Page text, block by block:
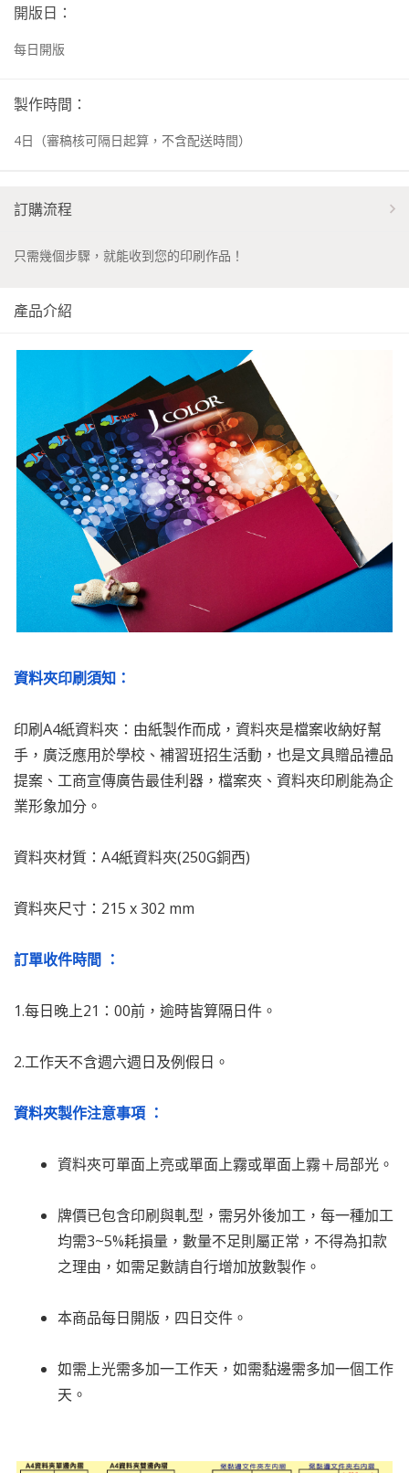
開版日：
每日開版
製作時間：
4日 （審稿核可隔日起算，不含配送時間）
訂購流程
只需幾個步驟，就能收到您的印刷作品！
產品介紹
資料夾印刷須知：
印刷A4紙資料夾：由紙製作而成，資料夾是檔案收納好幫
手，廣泛應用於學校、補習班招生活動，也是文具贈品禮品
提案、工商宣傳廣告最佳利器，檔案夾、資料夾印刷能為企
業形象加分。
資料夾材質：A4紙資料夾(250G銅西)
資料夾尺寸：215 x 302 mm
訂單收件時間 ：
1.每日晚上21：00前，逾時皆算隔日件。
2.工作天不含週六週日及例假日。
資料夾製作注意事項 ：
資料夾可單面上亮或單面上霧或單面上霧＋局部光。
牌價已包含印刷與軋型，需另外後加工，每一種加工
均需3~5%耗損量，數量不足則屬正常，不得為扣款
之理由，如需足數請自行增加放數製作。
本商品每日開版，四日交件。
如需上光需多加一工作天，如需黏邊需多加一個工作
天。